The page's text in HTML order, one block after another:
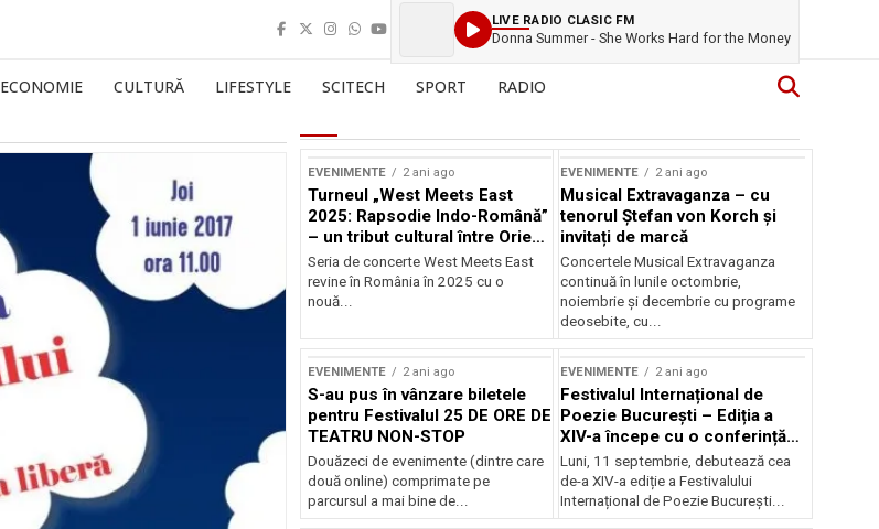
LIVE RADIO CLASIC FM
Donna Summer - She Works Hard for the Money
ECONOMIE CULTURĂ LIFESTYLE SCITECH SPORT RADIO
EVENIMENTE 2 ani ago
Turneul „West Meets East
2025: Rapsodie Indo-Română”
– un tribut cultural între Orient
și Occident
Seria de concerte West Meets East
revine în România în 2025 cu o
nouă...
EVENIMENTE 2 ani ago
Musical Extravaganza – cu
tenorul Ștefan von Korch și
invitați de marcă
Concertele Musical Extravaganza
continuă în lunile octombrie,
noiembrie şi decembrie cu programe
deosebite, cu...
EVENIMENTE 2 ani ago
S-au pus în vânzare biletele
pentru Festivalul 25 DE ORE DE
TEATRU NON-STOP
Douăzeci de evenimente (dintre care
două online) comprimate pe
parcursul a mai bine de...
EVENIMENTE 2 ani ago
Festivalul Internațional de
Poezie București – Ediția a
XIV-a începe cu o conferință
despre limba română
susținută de Marco Lucchesi
Luni, 11 septembrie, debutează cea
de-a XIV-a ediție a Festivalului
Internațional de Poezie București...